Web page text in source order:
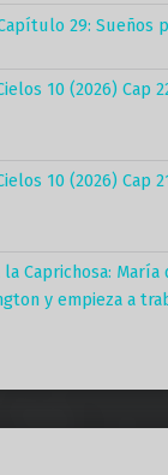
29: Sueños
10 (2026) Cap
10 (2026) Cap
Caprichosa: María
y empieza a